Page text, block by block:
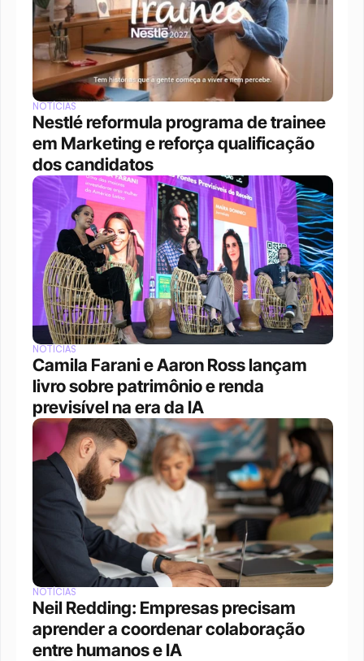
NOTÍCIAS
Nestlé reformula programa de trainee
em Marketing e reforça qualificação
dos candidatos
NOTÍCIAS
Camila Farani e Aaron Ross lançam
livro sobre patrimônio e renda
previsível na era da IA
NOTÍCIAS
Neil Redding: Empresas precisam
aprender a coordenar colaboração
entre humanos e IA